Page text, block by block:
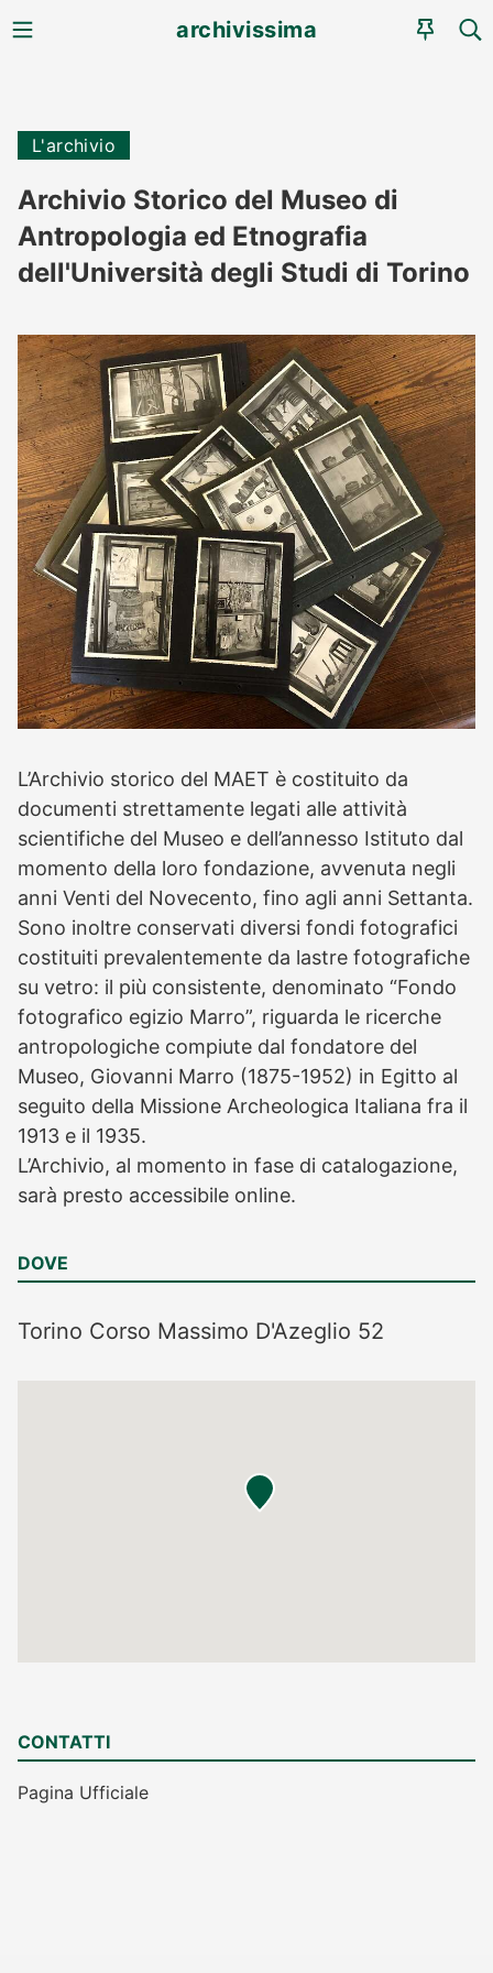
MENU archivissima
L'archivio
Archivio Storico del Museo di
Antropologia ed Etnografia
dell'Università degli Studi di Torino
L’Archivio storico del MAET è costituito da
documenti strettamente legati alle attività
scientifiche del Museo e dell’annesso Istituto dal
momento della loro fondazione, avvenuta negli
anni Venti del Novecento, fino agli anni Settanta.
Sono inoltre conservati diversi fondi fotografici
costituiti prevalentemente da lastre fotografiche
su vetro: il più consistente, denominato “Fondo
fotografico egizio Marro”, riguarda le ricerche
antropologiche compiute dal fondatore del
Museo, Giovanni Marro (1875-1952) in Egitto al
seguito della Missione Archeologica Italiana fra il
1913 e il 1935.
L’Archivio, al momento in fase di catalogazione,
sarà presto accessibile online.
DOVE
Torino Corso Massimo D'Azeglio 52
CONTATTI
Pagina Ufficiale